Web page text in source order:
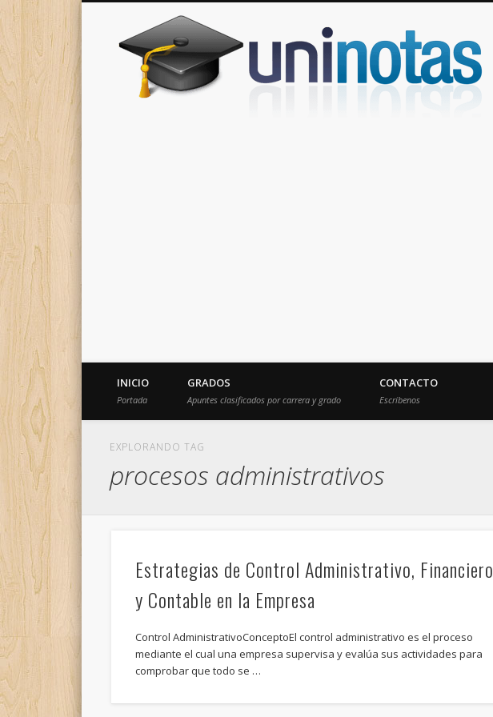
Donde encontrarás todas los apuntes de tu carrera
INICIO
Portada
GRADOS
Apuntes clasificados por carrera y grado
CONTACTO
Escríbenos
EXPLORANDO TAG
procesos administrativos
Estrategias de Control Administrativo, Financiero
y Contable en la Empresa
Control AdministrativoConceptoEl control administrativo es el proceso
mediante el cual una empresa supervisa y evalúa sus actividades para
comprobar que todo se …